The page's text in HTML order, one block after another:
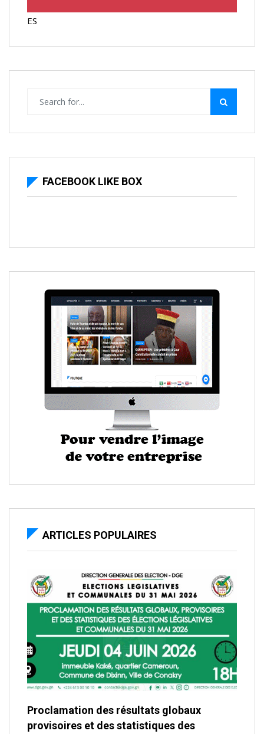
ES
FACEBOOK LIKE BOX
ARTICLES POPULAIRES
Proclamation des résultats globaux
provisoires et des statistiques des